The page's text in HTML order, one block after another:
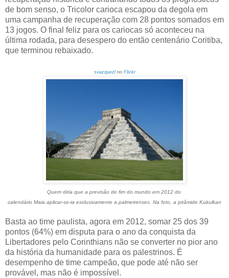
de bom senso, o Tricolor carioca escapou da degola em
uma campanha de recuperação com 28 pontos somados em
13 jogos. O final feliz para os cariocas só aconteceu na
última rodada, para desespero do então centenário Coritiba,
que terminou rebaixado.
svazquezlno Flickr
Quem diria que a previsão de fim do mundo em 2012 do
calendário Maia aplicar-se-ia exclusivamente a palmeirenses. Na foto, a pirâmide Kukulkan
Basta ao time paulista, agora em 2012, somar 25 dos 39
pontos (64%) em disputa para o ano da conquista da
Libertadores pelo Corinthians não se converter no pior ano
da história da humanidade para os palestrinos. É
desempenho de time campeão, que pode até não ser
provável, mas não é impossível.